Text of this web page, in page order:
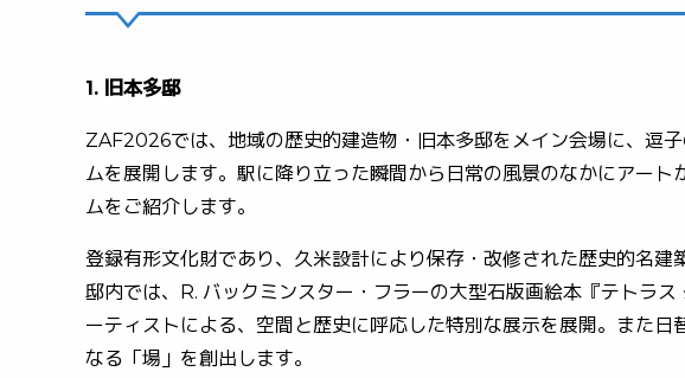
1. 旧本多邸
ZAF2026では、地域の歴史的建造物・旧本多邸をメイン会場に、逗
ムを展開します。駅に降り立った瞬間から日常の風景のなかにアー
ムをご紹介します。
登録有形文化財であり、久米設計により保存・改修された歴史的名建
邸内では、R. バックミンスター・フラーの大型石版画絵本『テトラ
ーティストによる、空間と歴史に呼応した特別な展示を展開。また日
なる「場」を創出します。